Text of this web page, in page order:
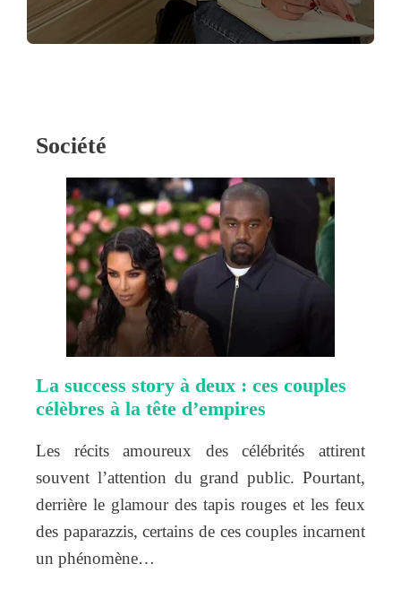
Société
La success story à deux : ces couples
célèbres à la tête d’empires
Les récits amoureux des célébrités attirent
souvent l’attention du grand public. Pourtant,
derrière le glamour des tapis rouges et les feux
des paparazzis, certains de ces couples incarnent
un phénomène…